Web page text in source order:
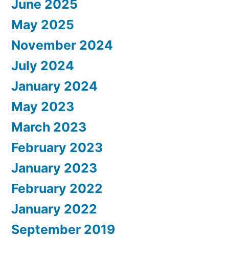
June 2025
May 2025
November 2024
July 2024
January 2024
May 2023
March 2023
February 2023
January 2023
February 2022
January 2022
September 2019